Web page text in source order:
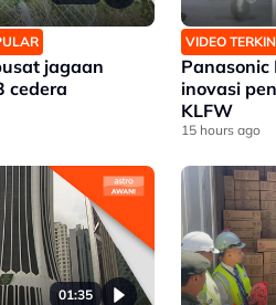
jagaan
cedera
VIDEO
inovasi
KLFW
15 hours ago
01:35